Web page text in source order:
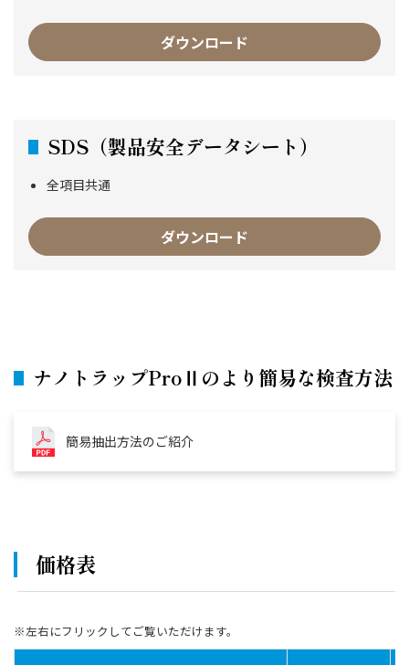
ダウンロード
SDS（製品安全データシート）
全項目共通
ダウンロード
ナノトラップProⅡのより簡易な検査方法
簡易抽出方法のご紹介
価格表
※左右にフリックしてご覧いただけます。